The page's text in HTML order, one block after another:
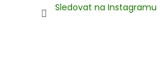
Sledovat na Instagramu